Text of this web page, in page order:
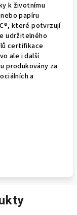
k životnímu
papíru
které potvrzují
udržitelného
certifikace
ale i další
produkovány za
a